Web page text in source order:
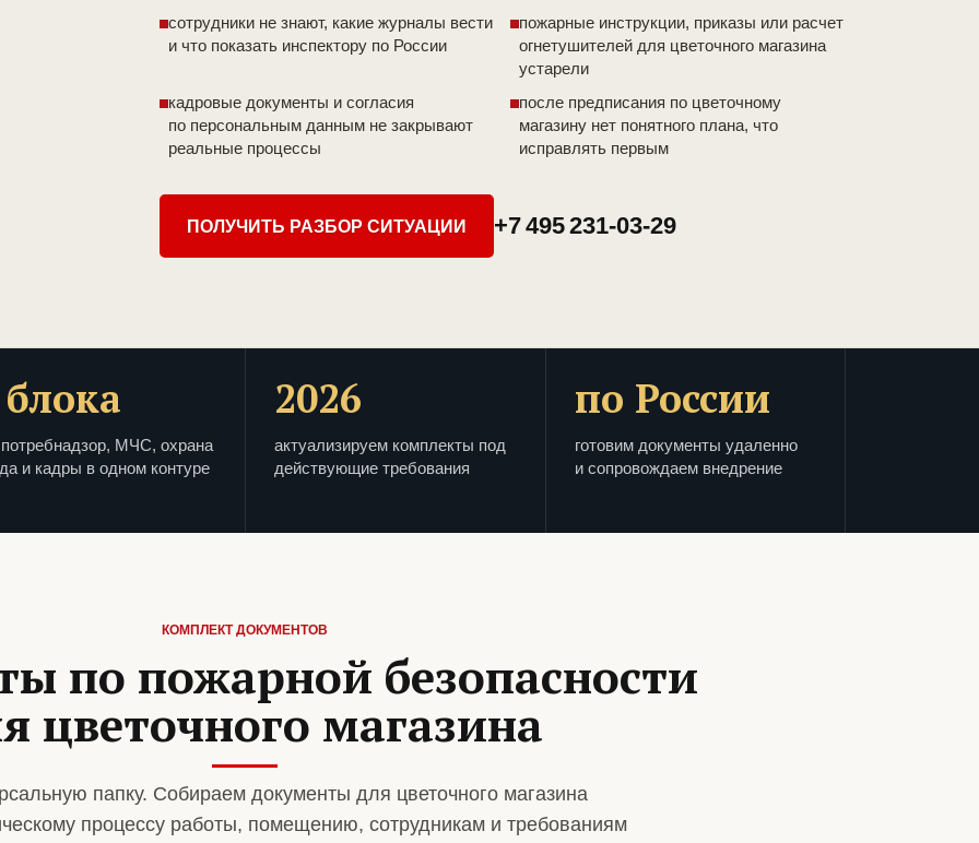
сотрудники не знают, какие журналы вести
и что показать инспектору по России
пожарные инструкции, приказы или расчет
огнетушителей для цветочного магазина
устарели
кадровые документы и согласия
по персональным данным не закрывают
реальные процессы
после предписания по цветочному
магазину нет понятного плана, что
исправлять первым
ПОЛУЧИТЬ РАЗБОР СИТУАЦИИ +7 495 231-03-29
МЧС, охрана
и кадры в одном контуре
2026
актуализируем комплекты под
действующие требования
по России
готовим документы удаленно
и сопровождаем внедрение
КОМПЛЕКТ ДОКУМЕНТОВ
по пожарной безопасности
цветочного магазина
папку. Собираем документы для цветочного магазина
процессу работы, помещению, сотрудникам и требованиям